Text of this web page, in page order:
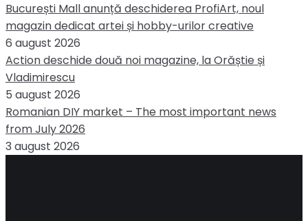
București Mall anunță deschiderea ProfiArt, noul
magazin dedicat artei și hobby-urilor creative
6 august 2026
Action deschide două noi magazine, la Orăștie și
Vladimirescu
5 august 2026
Romanian DIY market – The most important news
from July 2026
3 august 2026